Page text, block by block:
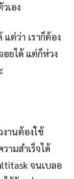
เอง
ต่ว่า เราก็ต้อง
ยได้ แต่ก็ห่วง
งานต้องใช้
ามสำเร็จได้
จนเบลอ